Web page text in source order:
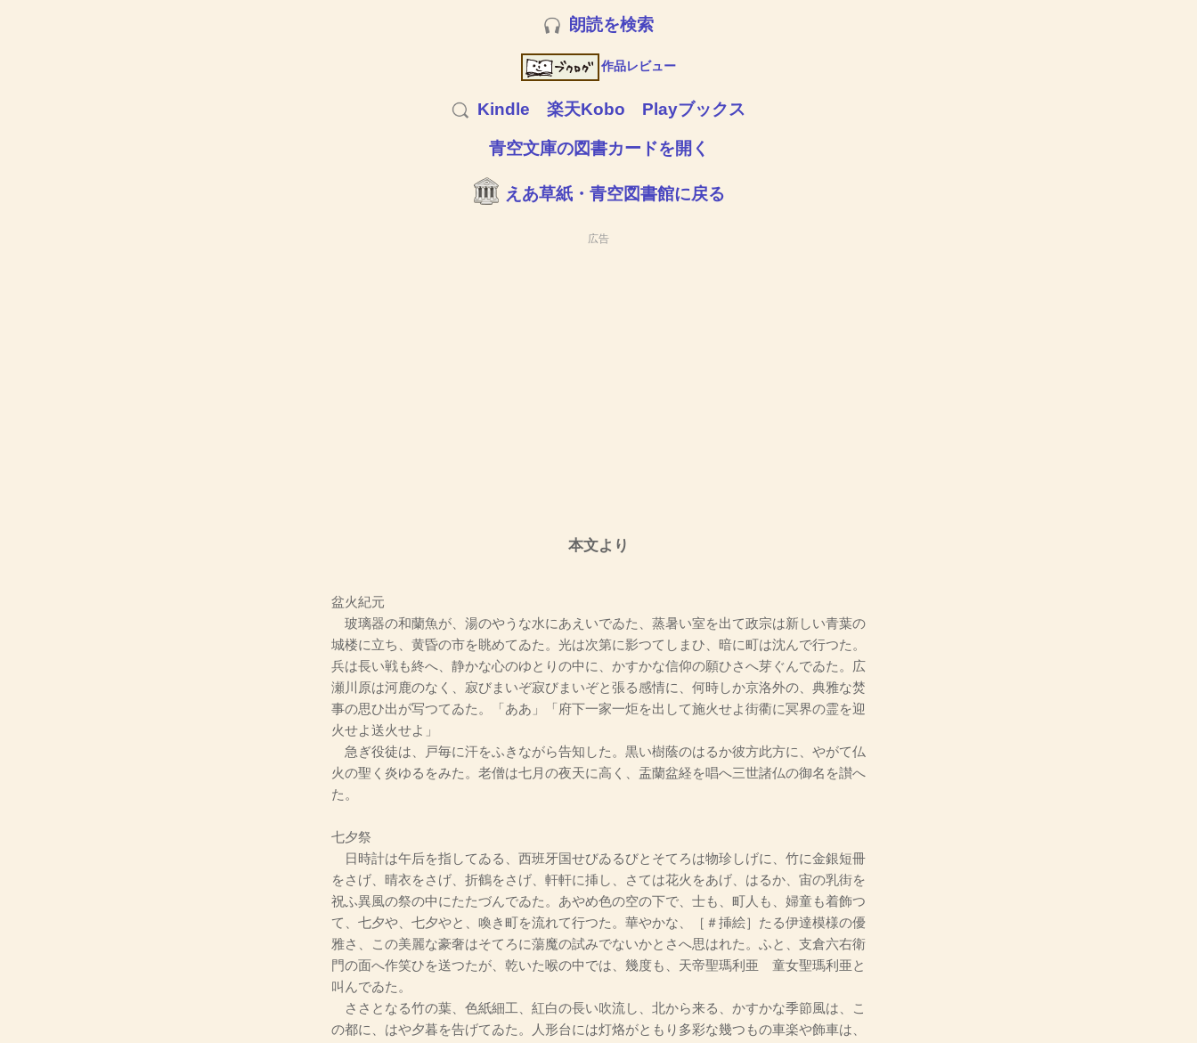
朗読を検索
作品レビュー
Kindle 楽天Kobo Playブックス
青空文庫の図書カードを開く
えあ草紙・青空図書館に戻る
広告
本文より
盆火紀元
玻璃器の和蘭魚が、湯のやうな水にあえいでゐた、蒸暑い室を出て政宗は新しい青葉の
城楼に立ち、黄昏の市を眺めてゐた。光は次第に影つてしまひ、暗に町は沈んで行つた。
兵は長い戦も終へ、静かな心のゆとりの中に、かすかな信仰の願ひさへ芽ぐんでゐた。広
瀬川原は河鹿のなく、寂びまいぞ寂びまいぞと張る感情に、何時しか京洛外の、典雅な焚
事の思ひ出が写つてゐた。「ああ」「府下一家一炬を出して施火せよ街衢に冥界の霊を迎
火せよ送火せよ」
急ぎ役徒は、戸毎に汗をふきながら告知した。黒い樹蔭のはるか彼方此方に、やがて仏
火の聖く炎ゆるをみた。老僧は七月の夜天に高く、盂蘭盆経を唱へ三世諸仏の御名を讃へ
た。
七夕祭
日時計は午后を指してゐる、西班牙国せびゐるびとそてろは物珍しげに、竹に金銀短冊
をさげ、晴衣をさげ、折鶴をさげ、軒軒に挿し、さては花火をあげ、はるか、宙の乳街を
祝ふ異風の祭の中にたたづんでゐた。あやめ色の空の下で、士も、町人も、婦童も着飾つ
て、七夕や、七夕やと、喚き町を流れて行つた。華やかな、［＃挿絵］たる伊達模様の優
雅さ、この美麗な豪奢はそてろに蕩魔の試みでないかとさへ思はれた。ふと、支倉六右衛
門の面へ作笑ひを送つたが、乾いた喉の中では、幾度も、天帝聖瑪利亜 童女聖瑪利亜と
叫んでゐた。
ささとなる竹の葉、色紙細工、紅白の長い吹流し、北から来る、かすかな季節風は、こ
の都に、はや夕暮を告げてゐた。人形台には灯烙がともり多彩な幾つもの車楽や飾車は、